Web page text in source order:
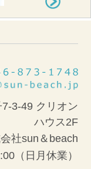
3-49 クリオン
ハウス2F
社sun＆beach
（日月休業）